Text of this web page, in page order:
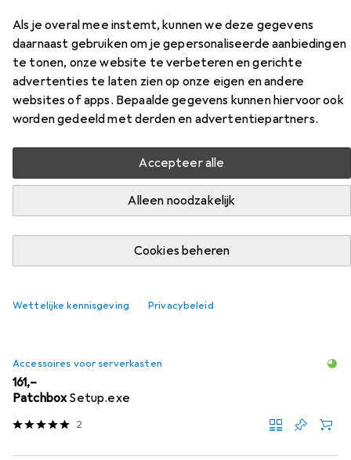
Als je overal mee instemt, kunnen we deze gegevens
daarnaast gebruiken om je gepersonaliseerde aanbiedingen
te tonen, onze website te verbeteren en gerichte
advertenties te laten zien op onze eigen en andere
websites of apps. Bepaalde gegevens kunnen hiervoor ook
worden gedeeld met derden en advertentiepartners.
Accepteer alle
Alleen noodzakelijk
Cookies beheren
Wettelijke kennisgeving Privacybeleid
Accessoires voor Netgear PoE+
Switch AV Line M4250-26G4XF-
PoE+ 28 Port
Vind passende accessoires voor de Netgear PoE+ Switch
AV Line M4250-26G4XF-PoE+ 28 Port uit de
categorieën Accessoires voor serverkasten,
Netwerkkabel en Zendontvangers.
Populair Accessoires Voor Serverkasten Netwerkkabel
Relevantie
Accessoires voor serverkasten
EUR
161,–
PatchboxSetup.exe
2